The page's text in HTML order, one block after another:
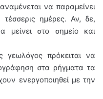
να παραμείνει
ημέρες. Αν, δε,
μείνει στο σημείο και
γεωλόγος πρόκειται να
στα ρήγματα τα
ενεργοποιηθεί με την